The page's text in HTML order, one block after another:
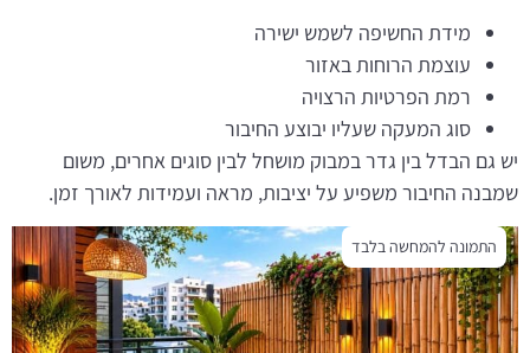
מידת החשיפה לשמש ישירה
עוצמת הרוחות באזור
רמת הפרטיות הרצויה
סוג המעקה שעליו יבוצע החיבור
יש גם הבדל בין גדר במבוק מושחל לבין סוגים אחרים, משום
שמבנה החיבור משפיע על יציבות, מראה ועמידות לאורך זמן.
התמונה להמחשה בלבד